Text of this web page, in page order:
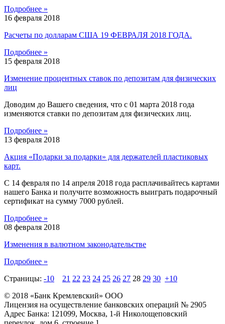
Подробнее »
16 февраля 2018
Расчеты по долларам США 19 ФЕВРАЛЯ 2018 ГОДА.
Подробнее »
15 февраля 2018
Изменение процентных ставок по депозитам для физических
лиц
Доводим до Вашего сведения, что с 01 марта 2018 года
изменяются ставки по депозитам для физических лиц.
Подробнее »
13 февраля 2018
Акция «Подарки за подарки» для держателей пластиковых
карт.
С 14 февраля по 14 апреля 2018 года расплачивайтесь картами
нашего Банка и получите возможность выиграть подарочный
сертификат на сумму 7000 рублей.
Подробнее »
08 февраля 2018
Изменения в валютном законодательстве
Подробнее »
Страницы: -10 21 22 23 24 25 26 27 28 29 30 +10
© 2018 «Банк Кремлевский» ООО
Лицензия на осуществление банковских операций № 2905
Адрес Банка: 121099, Москва, 1-й Николощеповский